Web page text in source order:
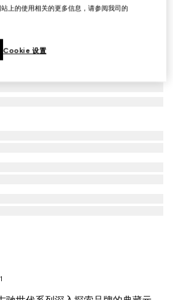
上的使用相关的更多信息，请参阅我司的
Cookie 设置